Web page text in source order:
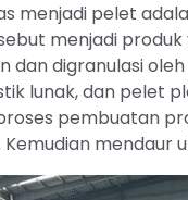
menjadi pelet
menjadi
dan digranulasi oleh
lunak, dan pelet
pembuatan
mendaur